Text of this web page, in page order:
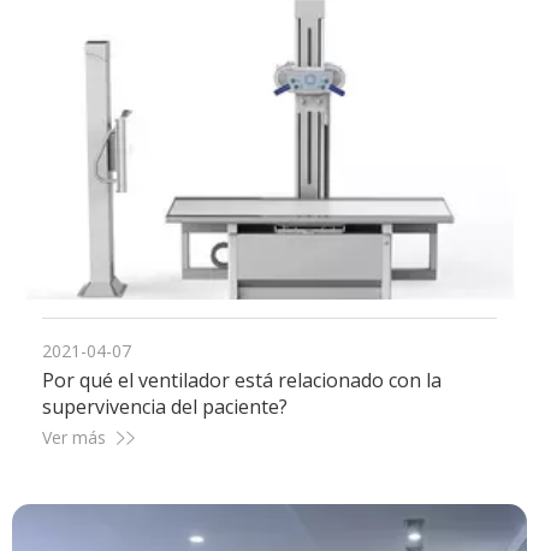
2021-04-07
Por qué el ventilador está relacionado con la
supervivencia del paciente?
Ver más